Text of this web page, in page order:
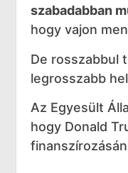
szabadabban
hogy vajon
De rosszabbul
legrosszabb
Az Egyesült
hogy Donald